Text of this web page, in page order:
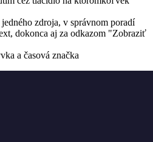
zdroja, v správnom poradí
dokonca aj za odkazom "Zobraziť
a časová značka